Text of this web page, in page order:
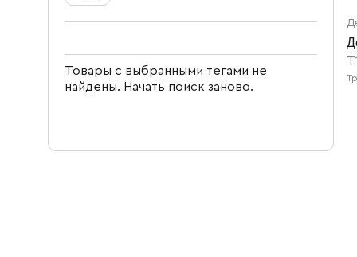
Товары с выбранными тегами не
найдены. Начать поиск заново.